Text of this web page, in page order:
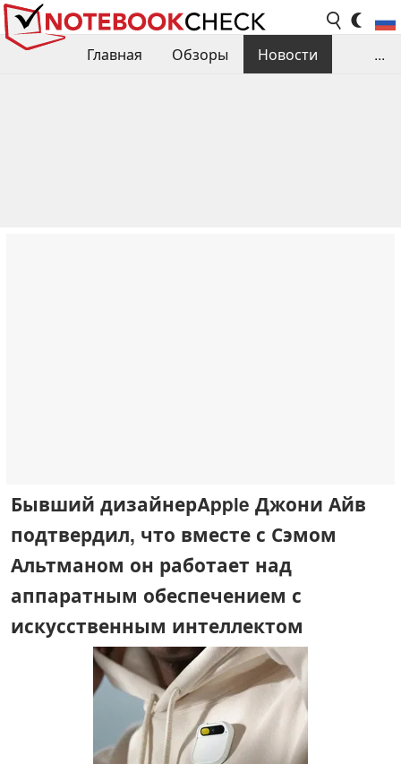
Главная Обзоры
Новости
...
Бывший дизайнерApple Джони Айв
подтвердил, что вместе с Сэмом
Альтманом он работает над
аппаратным обеспечением с
искусственным интеллектом